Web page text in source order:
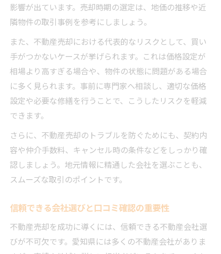
影響が出ています。売却時期の選定は、地価の推移や近
隣物件の取引事例を参考にしましょう。
また、不動産売却における代表的なリスクとして、買い
手がつかないケースが挙げられます。これは価格設定が
相場より高すぎる場合や、物件の状態に問題がある場合
に多く見られます。事前に専門家へ相談し、適切な価格
設定や必要な修繕を行うことで、こうしたリスクを軽減
できます。
さらに、不動産売却のトラブルを防ぐためにも、契約内
容や仲介手数料、キャンセル時の条件などをしっかり確
認しましょう。地元情報に精通した会社を選ぶことも、
スムーズな取引のポイントです。
信頼できる会社選びと口コミ確認の重要性
不動産売却を成功に導くには、信頼できる不動産会社選
びが不可欠です。愛知県には多くの不動産会社がありま